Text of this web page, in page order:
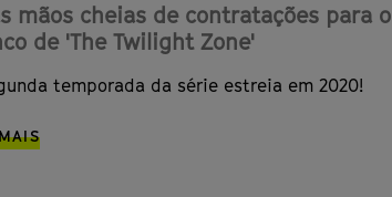
mãos cheias de contratações para o
de 'The Twilight Zone'
temporada da série estreia em 2020!